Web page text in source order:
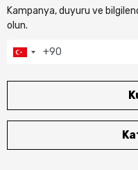
Kampanya, duyuru ve
olun.